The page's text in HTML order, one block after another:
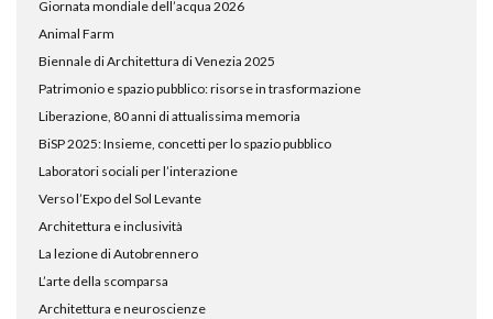
Giornata mondiale dell’acqua 2026
Animal Farm
Biennale di Architettura di Venezia 2025
Patrimonio e spazio pubblico: risorse in trasformazione
Liberazione, 80 anni di attualissima memoria
BiSP 2025: Insieme, concetti per lo spazio pubblico
Laboratori sociali per l’interazione
Verso l’Expo del Sol Levante
Architettura e inclusività
La lezione di Autobrennero
L’arte della scomparsa
Architettura e neuroscienze